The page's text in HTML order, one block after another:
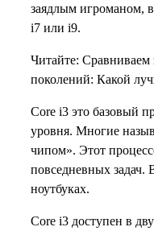
заядлым игроманом,
i7 или i9.
Читайте:
поколений: Какой
Core i3 это базовый
уровня. Многие
чипом». Этот
повседневных
ноутбуках.
Core i3 доступен в